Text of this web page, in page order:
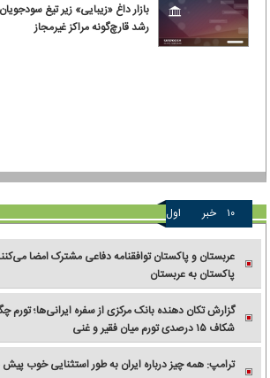
بازار داغ «زیبایی» زیر تیغ
رشد قارچ‌گونه مراکز غیرمجاز
۱۰ خبر اول
عربستان و پاکستان توافقنامه دفاعی مشترک امضا
پاکستان به عربستان
گزارش تکان‌ دهنده بانک مرکزی از سفره ایرانی‌ها؛ تورم
شکاف ۱۵ درصدی تورم میان فقیر و غنی
ترامپ: همه چیز درباره ایران به طور استثنایی خوب